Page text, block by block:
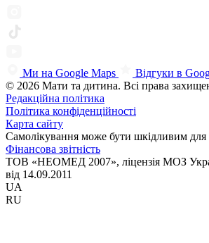
Ми на Google Maps
Відгуки в
© 2026 Мати та дитина. Всі права
Редакційна політика
Політика конфіденційності
Карта сайту
Самолікування може бути шкідливим для
Фінансова звітність
ТОВ «НЕОМЕД 2007», ліцензія МОЗ
від 14.09.2011
UA
RU